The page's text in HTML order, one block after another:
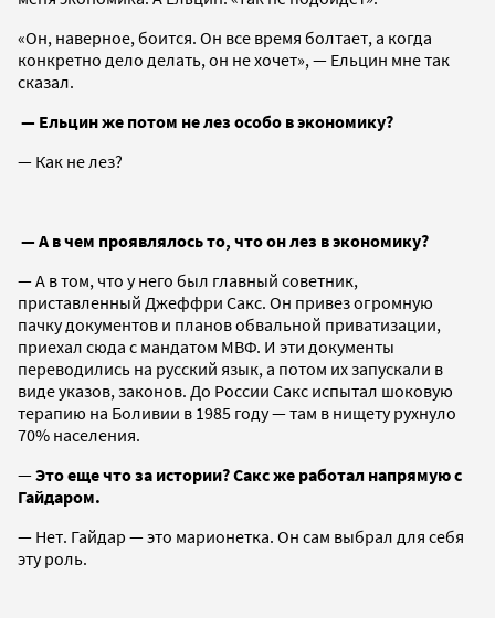
«Он, наверное, боится. Он все время болтает, а когда
конкретно дело делать, он не хочет», — Ельцин мне так
сказал.
— Ельцин же потом не лез особо в экономику?
— Как не лез?
— А в чем проявлялось то, что он лез в экономику?
— А в том, что у него был главный советник,
приставленный Джеффри Сакс. Он привез огромную
пачку документов и планов обвальной приватизации,
приехал сюда с мандатом МВФ. И эти документы
переводились на русский язык, а потом их запускали в
виде указов, законов. До России Сакс испытал шоковую
терапию на Боливии в 1985 году — там в нищету рухнуло
70% населения.
—Это еще что за истории? Сакс же работал напрямую с
Гайдаром.
— Нет. Гайдар — это марионетка. Он сам выбрал для себя
эту роль.